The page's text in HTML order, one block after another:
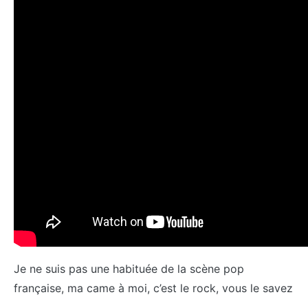
Je ne suis pas une habituée de la scène pop
française, ma came à moi, c’est le rock, vous le savez